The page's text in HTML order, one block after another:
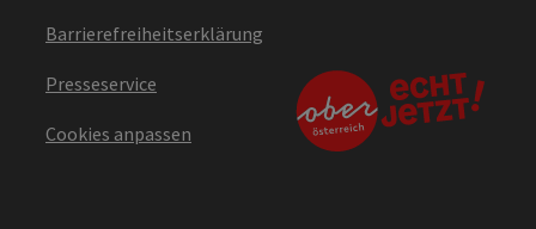
Barrierefreiheitserklärung
Presseservice
Cookies anpassen